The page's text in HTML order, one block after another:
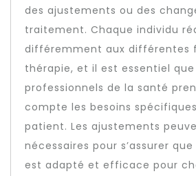
des ajustements ou des
traitement. Chaque individu
différemment aux différentes
thérapie, et il est essentiel que
professionnels de la santé
compte les besoins
patient. Les ajustements
nécessaires pour s’assurer
est adapté et efficace pour